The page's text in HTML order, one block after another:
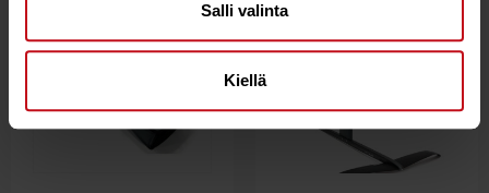
Salli valinta
Kiellä